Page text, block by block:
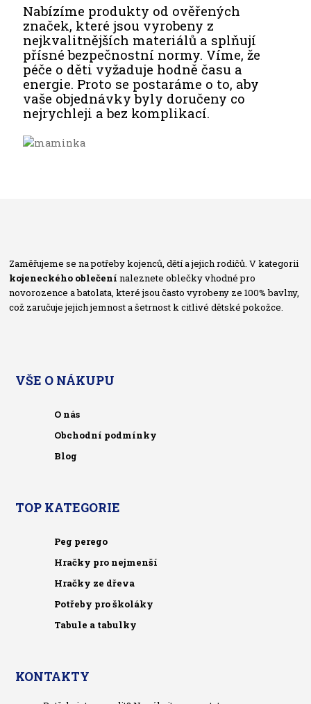
Nabízíme produkty od ověřených
značek, které jsou vyrobeny z
nejkvalitnějších materiálů a splňují
přísné bezpečnostní normy. Víme, že
péče o děti vyžaduje hodně času a
energie. Proto se postaráme o to, aby
vaše objednávky byly doručeny co
nejrychleji a bez komplikací.
Zaměřujeme se na potřeby kojenců, dětí a jejich rodičů. V kategorii
kojeneckého oblečení naleznete oblečky vhodné pro
novorozence a batolata, které jsou často vyrobeny ze 100% bavlny,
což zaručuje jejich jemnost a šetrnost k citlivé dětské pokožce.
VŠE O NÁKUPU
O nás
Obchodní podmínky
Blog
TOP KATEGORIE
Peg perego
Hračky pro nejmenší
Hračky ze dřeva
Potřeby pro školáky
Tabule a tabulky
KONTAKTY